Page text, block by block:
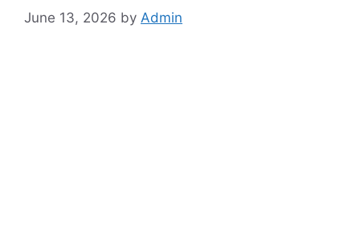
June 13, 2026 by Admin